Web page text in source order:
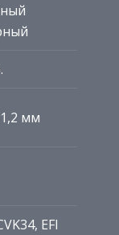
мм
EFI